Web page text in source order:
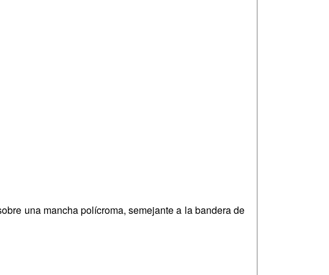
una mancha polícroma, semejante a la bandera de